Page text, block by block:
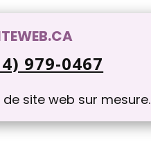
979-0467
site web sur mesure.